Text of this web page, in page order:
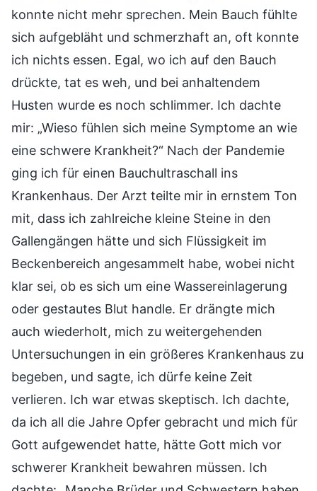
konnte nicht mehr sprechen. Mein Bauch fühlte
sich aufgebläht und schmerzhaft an, oft konnte
ich nichts essen. Egal, wo ich auf den Bauch
drückte, tat es weh, und bei anhaltendem
Husten wurde es noch schlimmer. Ich dachte
mir: „Wieso fühlen sich meine Symptome an wie
eine schwere Krankheit?“ Nach der Pandemie
ging ich für einen Bauchultraschall ins
Krankenhaus. Der Arzt teilte mir in ernstem Ton
mit, dass ich zahlreiche kleine Steine in den
Gallengängen hätte und sich Flüssigkeit im
Beckenbereich angesammelt habe, wobei nicht
klar sei, ob es sich um eine Wassereinlagerung
oder gestautes Blut handle. Er drängte mich
auch wiederholt, mich zu weitergehenden
Untersuchungen in ein größeres Krankenhaus zu
begeben, und sagte, ich dürfe keine Zeit
verlieren. Ich war etwas skeptisch. Ich dachte,
da ich all die Jahre Opfer gebracht und mich für
Gott aufgewendet hatte, hätte Gott mich vor
schwerer Krankheit bewahren müssen. Ich